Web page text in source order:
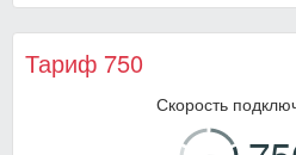
Тариф 750
Скорость